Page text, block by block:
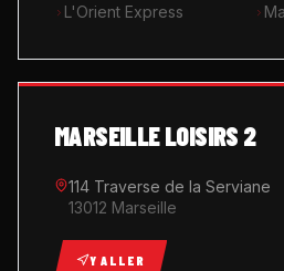
L'Orient Express
MARSEILLE LOISIRS 2
114 Traverse de la Serviane
13012 Marseille
Y ALLER